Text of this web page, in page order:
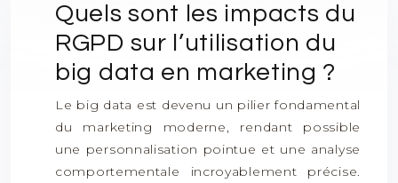
Quels sont les impacts du
RGPD sur l’utilisation du
big data en marketing ?
Le big data est devenu un pilier fondamental
du marketing moderne, rendant possible
une personnalisation pointue et une analyse
comportementale incroyablement précise.